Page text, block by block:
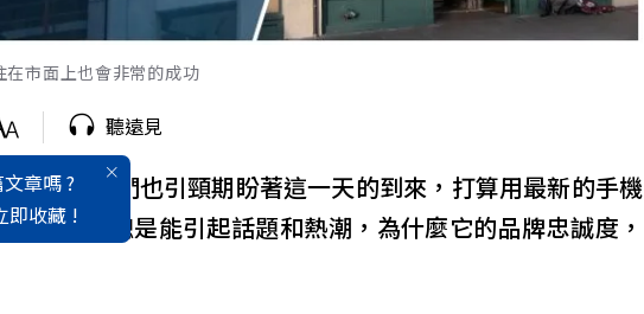
市面上也會非常的成功
章嗎 ?
即收藏 !
聽遠見
「果粉」們也引頸期盼著這一天的到來，打算用最新的手機
的產品總是能引起話題和熱潮，為什麼它的品牌忠誠度，